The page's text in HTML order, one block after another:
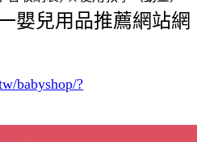
嬰兒用品推薦網站網
babyshop/?